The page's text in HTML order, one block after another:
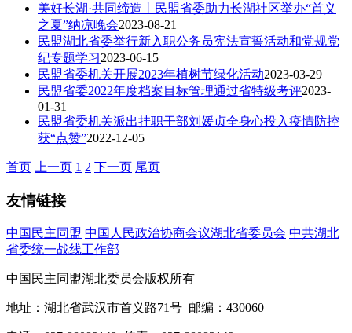
美好长湖·共同缔造丨民盟省委助力长湖社区举办“首义
之夏”纳凉晚会2023-08-21
民盟湖北省委举行新入职公务员宪法宣誓活动和党规党
纪专题学习2023-06-15
民盟省委机关开展2023年植树节绿化活动2023-03-29
民盟省委2022年度档案目标管理通过省特级考评2023-
01-31
民盟省委机关派出挂职干部刘媛贞全身心投入疫情防控
获“点赞”2022-12-05
首页 上一页 1 2 下一页 尾页
友情链接
中国民主同盟 中国人民政治协商会议湖北省委员会 中共湖北
省委统一战线工作部
中国民主同盟湖北委员会版权所有
地址：湖北省武汉市首义路71号 邮编：430060